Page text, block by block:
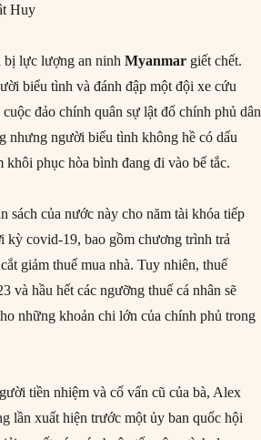
Huy
bị lực lượng an ninhMyanmar giết chết.
biểu tình và đánh đập một đội xe cứu
đảo chính quân sự lật đổ chính phủ dân
nhưng người biểu tình không hề có dấu
phục hòa bình đang đi vào bế tắc.
sách của nước này cho năm tài khóa tiếp
kỳ covid-19, bao gồm chương trình trả
giảm thuế mua nhà. Tuy nhiên, thuế
và hầu hết các ngưỡng thuế cá nhân sẽ
những khoản chi lớn của chính phủ trong
tiền nhiệm và cố vấn cũ của bà, Alex
lần xuất hiện trước một ủy ban quốc hội